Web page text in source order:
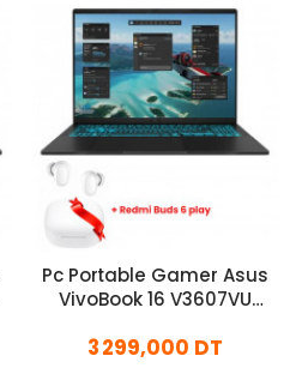
Pc Portable Gamer Asus
VivoBook 16 V3607VU
SSD RTX 4050 Windows 11
3 299,000 DT